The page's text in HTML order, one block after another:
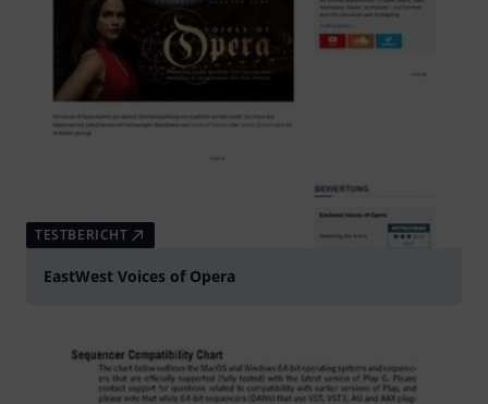
TESTBERICHT
EastWest Voices of Opera